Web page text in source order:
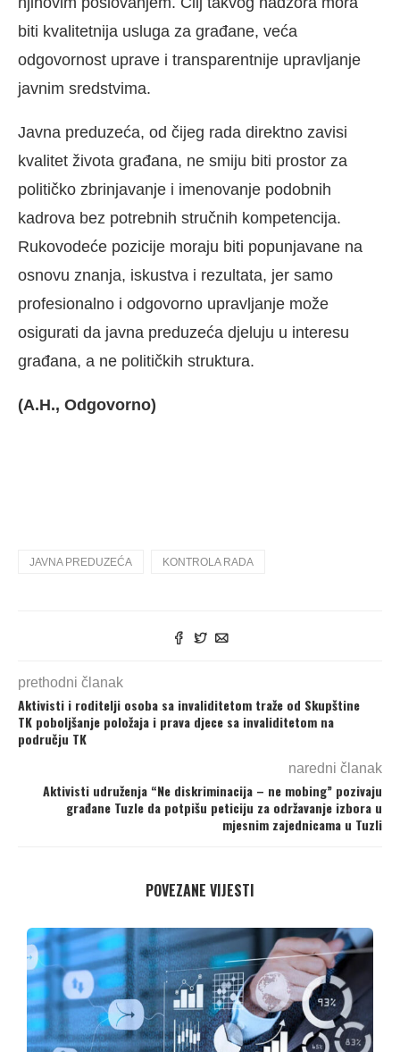
biti kvalitetnija usluga za građane, veća
odgovornost uprave i transparentnije upravljanje
javnim sredstvima.
Javna preduzeća, od čijeg rada direktno zavisi
kvalitet života građana, ne smiju biti prostor za
političko zbrinjavanje i imenovanje podobnih
kadrova bez potrebnih stručnih kompetencija.
Rukovodeće pozicije moraju biti popunjavane na
osnovu znanja, iskustva i rezultata, jer samo
profesionalno i odgovorno upravljanje može
osigurati da javna preduzeća djeluju u interesu
građana, a ne političkih struktura.
(A.H., Odgovorno)
JAVNA PREDUZEĆA KONTROLA RADA
prethodni članak
Aktivisti i roditelji osoba sa invaliditetom traže od Skupštine
TK poboljšanje položaja i prava djece sa invaliditetom na
području TK
naredni članak
Aktivisti udruženja “Ne diskriminacija – ne mobing” pozivaju
građane Tuzle da potpišu peticiju za održavanje izbora u
mjesnim zajednicama u Tuzli
POVEZANE VIJESTI